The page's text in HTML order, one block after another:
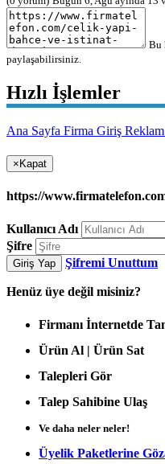
Bu
paylaşabilirsiniz.
Hızlı İşlemler
Ana Sayfa Firma Giriş
× Kapat
https://
Kullanıcı Adı
Şifre
Giriş Yap Şifremi Unuttum
Henüz üye değil misiniz?
Firmanı İnternetde
Ürün Al | Ürün Sat
Talepleri Gör
Talep Sahibine Ulaş
Ve daha neler neler!
Üyelik Paketlerine